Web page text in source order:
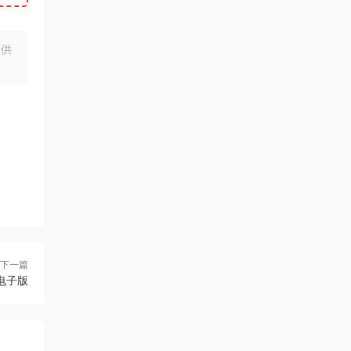
下一篇
子版